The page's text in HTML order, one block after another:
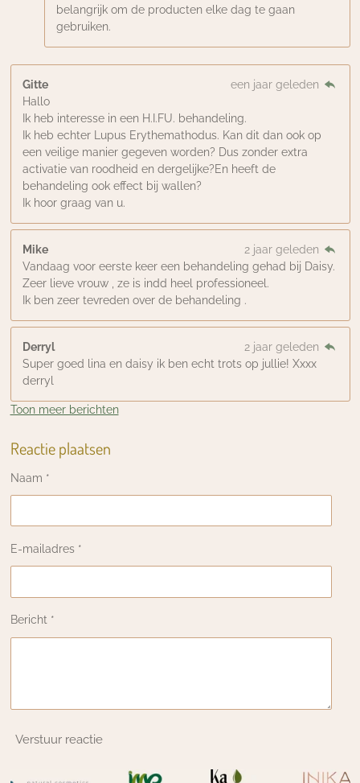
belangrijk om de producten elke dag te gaan
gebruiken.
Gitte
een jaar geleden
Hallo
Ik heb interesse in een H.I.FU. behandeling.
Ik heb echter Lupus Erythemathodus. Kan dit dan ook op
een veilige manier gegeven worden? Dus zonder extra
activatie van roodheid en dergelijke?En heeft de
behandeling ook effect bij wallen?
Ik hoor graag van u.
Mike
2 jaar geleden
Vandaag voor eerste keer een behandeling gehad bij Daisy.
Zeer lieve vrouw , ze is indd heel professioneel.
Ik ben zeer tevreden over de behandeling .
Derryl
2 jaar geleden
Super goed lina en daisy ik ben echt trots op jullie! Xxxx
derryl
Toon meer berichten
Reactie plaatsen
Naam *
E-mailadres *
Bericht *
Verstuur reactie